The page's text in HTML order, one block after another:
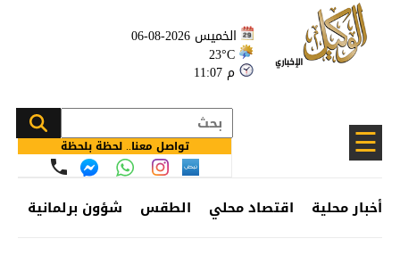
الخميس 2026-08-06
23°C
11:07 م
☰ تواصل معنا.. لحظة بلحظة
أخبار محلية اقتصاد محلي الطقس شؤون برلمانية